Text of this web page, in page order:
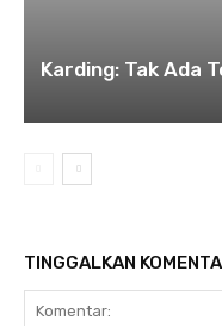
Karding: Tak Ada
TINGGALKAN